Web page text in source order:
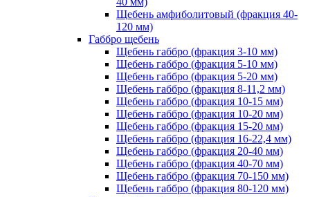
Щебень амфиболитовый (фракция 40-
120 мм)
Габбро щебень
Щебень габбро (фракция 3-10 мм)
Щебень габбро (фракция 5-10 мм)
Щебень габбро (фракция 5-20 мм)
Щебень габбро (фракция 8-11,2 мм)
Щебень габбро (фракция 10-15 мм)
Щебень габбро (фракция 10-20 мм)
Щебень габбро (фракция 15-20 мм)
Щебень габбро (фракция 16-22,4 мм)
Щебень габбро (фракция 20-40 мм)
Щебень габбро (фракция 40-70 мм)
Щебень габбро (фракция 70-150 мм)
Щебень габбро (фракция 80-120 мм)